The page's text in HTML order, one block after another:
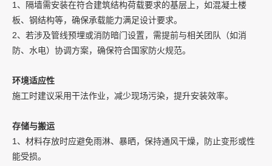
1、隔墙需安装在符合建筑结构荷载要求的基层上，如混凝土楼
板、钢结构等，确保承载能力满足设计要求。
2、若涉及管线预埋或消防暗门设置，需提前与相关团队（如消
防、水电）协调方案，确保符合国家防火规范。
环境适应性
施工时建议采用干法作业，减少现场污染，提升安装效率。
存储与搬运
1、材料存放时应避免雨淋、暴晒，保持通风干燥，防止变形或性
能受损。